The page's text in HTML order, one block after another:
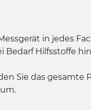
in jedes
Bedarf Hilfsstoffe
Sie das gesamte